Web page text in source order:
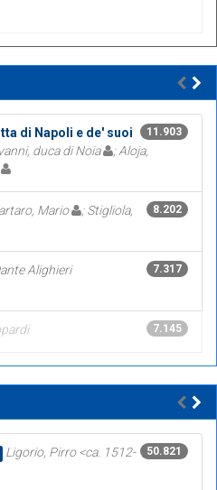
11.903
di Napoli e de' suoi
duca di Noia
; Aloja,
8.202
Mario
; Stigliola,
7.317
Alighieri
7.145
50.821
Ligorio, Pirro <ca. 1512-